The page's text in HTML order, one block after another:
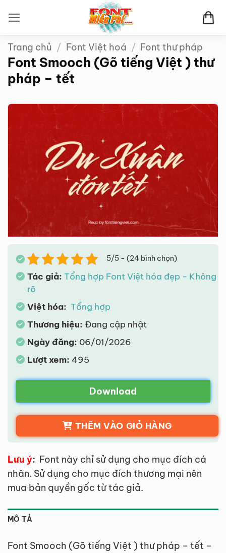
qua
nội
dung
Trang chủ / Font Việt hoá / Font thư pháp
Font Smooch (Gõ tiếng Việt ) thư
pháp – tết
5/5 - (24 bình chọn)
Tác giả: Tổng hợp Font Việt hóa đẹp - Không
rõ
Việt hóa: Tổng hợp
Thương hiệu: Đang cập nhật
Ngày đăng: 06/01/2026
Lượt xem: 495
Download
THÊM VÀO GIỎ HÀNG
Lưu ý: Font này chỉ sử dụng cho mục đích cá
nhân. Sử dụng cho mục đích thương mại nên
mua bản quyền gốc từ tác giả.
MÔ TẢ
Font Smooch (Gõ tiếng Việt ) thư pháp – tết –